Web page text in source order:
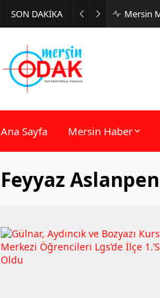
SON DAKİKA Mersin
Ana Sayfa Mersin Haber
Feyyaz